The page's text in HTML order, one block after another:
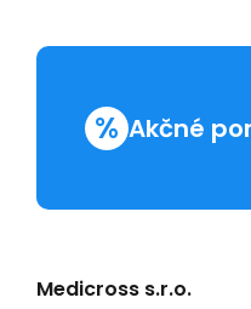
% Akčné
Medicross s.r.o.